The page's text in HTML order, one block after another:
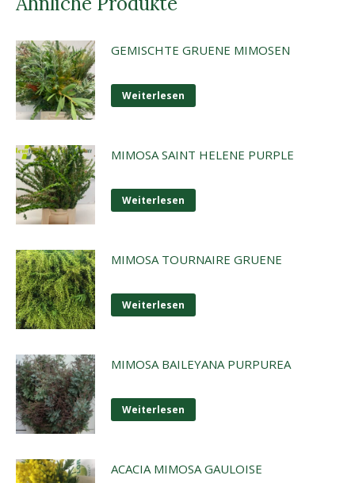
GEMISCHTE GRUENE MIMOSEN
Weiterlesen
MIMOSA SAINT HELENE PURPLE
Weiterlesen
MIMOSA TOURNAIRE GRUENE
Weiterlesen
MIMOSA BAILEYANA PURPUREA
Weiterlesen
ACACIA MIMOSA GAULOISE